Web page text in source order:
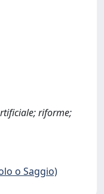
riforme;
o Saggio)